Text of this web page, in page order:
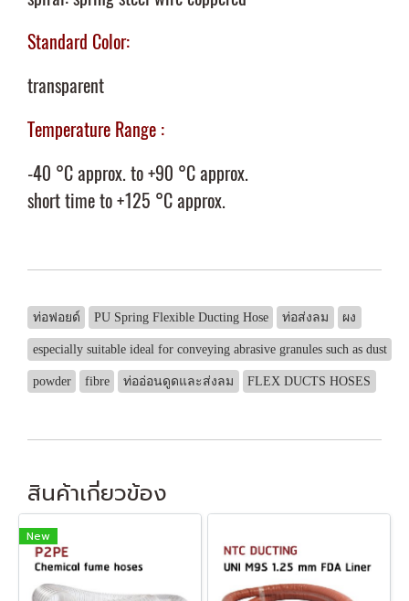
Standard Color:
transparent
Temperature Range :
-40 °C approx. to +90 °C approx.
short time to +125 °C approx.
ท่อฟอยด์ PU Spring Flexible Ducting Hose ท่อส่งลม ผง
especially suitable ideal for conveying abrasive granules such as dust
powder fibre ท่ออ่อนดูดและส่งลม FLEX DUCTS HOSES
สินค้าเกี่ยวข้อง
New